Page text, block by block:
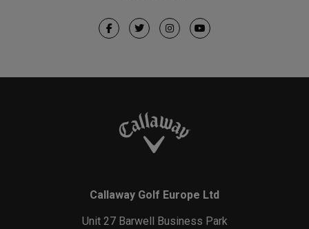
Callaway Golf Europe Ltd
Unit 27 Barwell Business Park